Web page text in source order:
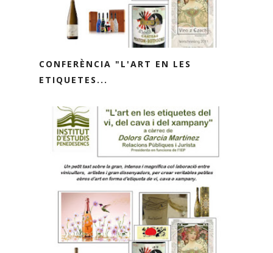
CONFERÈNCIA "L'ART EN LES
ETIQUETES...